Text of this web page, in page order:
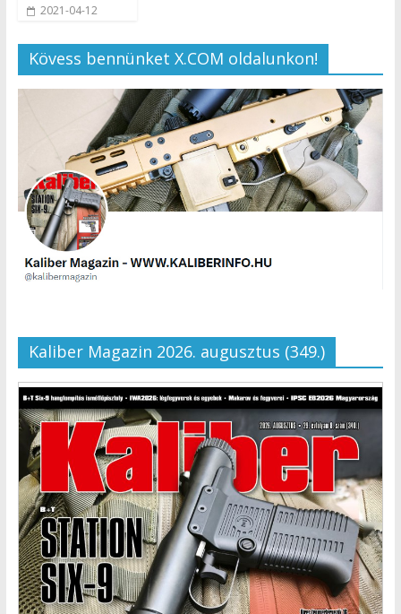
2021-04-12
Kövess bennünket X.COM oldalunkon!
Kaliber Magazin 2026. augusztus (349.)